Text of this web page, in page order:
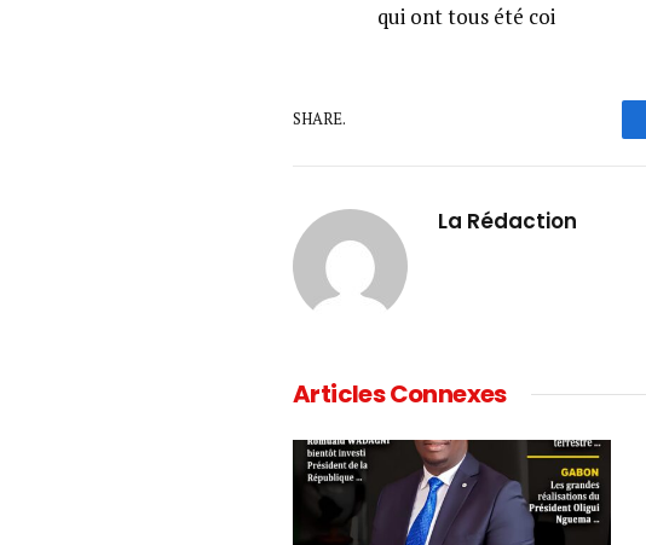
qui ont tous été coi
SHARE.
La Rédaction
Articles Connexes